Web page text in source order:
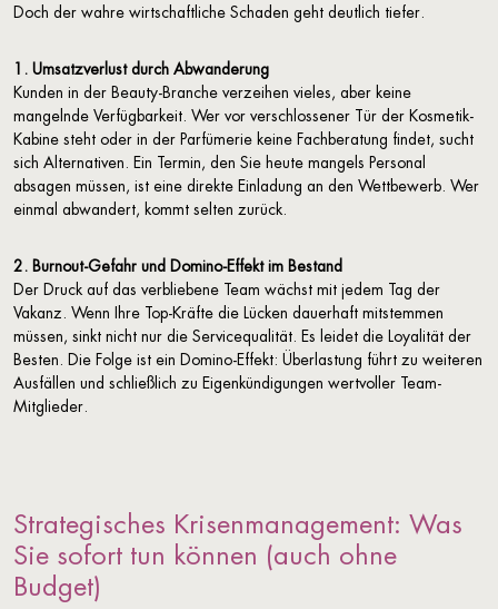
Doch der wahre wirtschaftliche Schaden geht deutlich tiefer.
1. Umsatzverlust durch Abwanderung
Kunden in der Beauty-Branche verzeihen vieles, aber keine
mangelnde Verfügbarkeit. Wer vor verschlossener Tür der Kosmetik-
Kabine steht oder in der Parfümerie keine Fachberatung findet, sucht
sich Alternativen. Ein Termin, den Sie heute mangels Personal
absagen müssen, ist eine direkte Einladung an den Wettbewerb. Wer
einmal abwandert, kommt selten zurück.
2. Burnout-Gefahr und Domino-Effekt im Bestand
Der Druck auf das verbliebene Team wächst mit jedem Tag der
Vakanz. Wenn Ihre Top-Kräfte die Lücken dauerhaft mitstemmen
müssen, sinkt nicht nur die Servicequalität. Es leidet die Loyalität der
Besten. Die Folge ist ein Domino-Effekt: Überlastung führt zu weiteren
Ausfällen und schließlich zu Eigenkündigungen wertvoller Team-
Mitglieder.
Strategisches Krisenmanagement: Was
Sie sofort tun können (auch ohne
Budget)